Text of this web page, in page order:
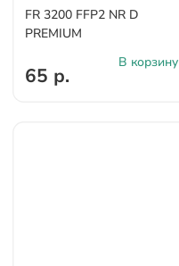
FR 3200 FFP2 NR D
PREMIUM
65 р.
В корзину